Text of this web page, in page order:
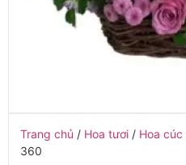
Trang chủ / Hoa tươi / Hoa cúc
360